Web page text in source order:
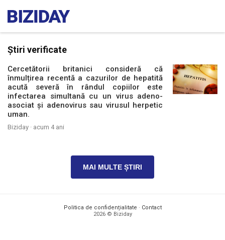
Știri verificate
Cercetătorii britanici consideră că
înmulțirea recentă a cazurilor de hepatită
acută severă în rândul copiilor este
infectarea simultană cu un virus adeno-
asociat și adenovirus sau virusul herpetic
uman.
Biziday · acum 4 ani
MAI MULTE ȘTIRI
Politica de confidențialitate · Contact
2026 © Biziday